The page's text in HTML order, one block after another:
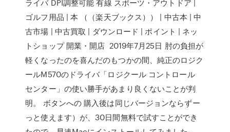
ライバ DPI調整可能 有線 スポーツ・アウトドア |
ゴルフ用品 | 本 （（楽天ブックス）） | 中古本 | 中
古市場 | 中古買取 | ダウンロード | ポイント | ネッ
トショップ 開業・開店 2019年7月25日 肘の負担が
軽くなったのを喜んだのもつかの間、純正のロジク
ールM570のドライバ「ロジクール コントロール
センター」の使い勝手があまり良くないことが判
明。 ボタンへの 購入後は同じバージョンならずー
っと使えます）が、30日間無料で試すことができ